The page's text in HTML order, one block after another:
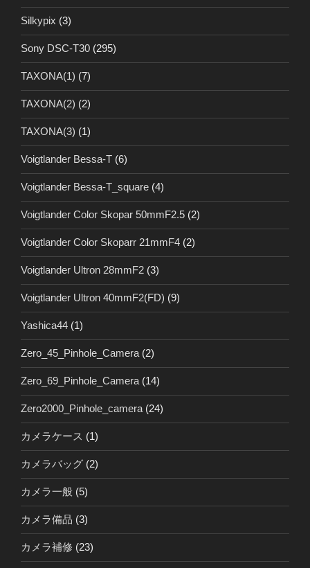
Silkypix (3)
Sony DSC-T30 (295)
TAXONA(1) (7)
TAXONA(2) (2)
TAXONA(3) (1)
Voigtlander Bessa-T (6)
Voigtlander Bessa-T_square (4)
Voigtlander Color Skopar 50mmF2.5 (2)
Voigtlander Color Skoparr 21mmF4 (2)
Voigtlander Ultron 28mmF2 (3)
Voigtlander Ultron 40mmF2(FD) (9)
Yashica44 (1)
Zero_45_Pinhole_Camera (2)
Zero_69_Pinhole_Camera (14)
Zero2000_Pinhole_camera (24)
カメラケース (1)
カメラバッグ (2)
カメラ一般 (5)
カメラ備品 (3)
カメラ補修 (23)